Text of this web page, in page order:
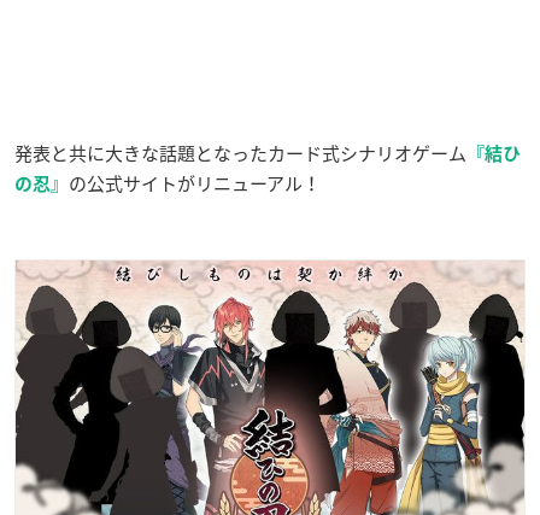
発表と共に大きな話題となったカード式シナリオゲーム 『結ひ
の忍』 の公式サイトがリニューアル！